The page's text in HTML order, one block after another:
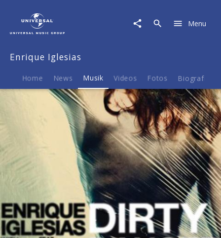
Musik
Dirty
Track)
Menu
Enrique Iglesias
Home News Musik Videos Fotos Biografie